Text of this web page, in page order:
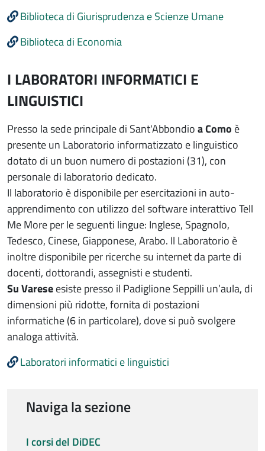
Biblioteca di Giurisprudenza e Scienze Umane
Biblioteca di Economia
I LABORATORI INFORMATICI E
LINGUISTICI
Presso la sede principale di Sant'Abbondioa Como è
presente un Laboratorio informatizzato e linguistico
dotato di un buon numero di postazioni (31), con
personale di laboratorio dedicato.
Il laboratorio è disponibile per esercitazioni in auto-
apprendimento con utilizzo del software interattivo Tell
Me More per le seguenti lingue: Inglese, Spagnolo,
Tedesco, Cinese, Giapponese, Arabo. Il Laboratorio è
inoltre disponibile per ricerche su internet da parte di
docenti, dottorandi, assegnisti e studenti.
Su Vareseesiste presso il Padiglione Seppilli un’aula, di
dimensioni più ridotte, fornita di postazioni
informatiche (6 in particolare), dove si può svolgere
analoga attività.
Laboratori informatici e linguistici
Naviga la sezione
I corsi del DiDEC